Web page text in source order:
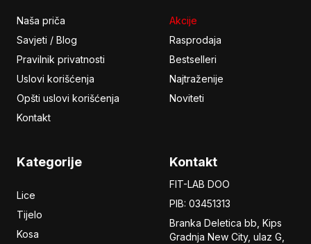
Naša priča
Savjeti / Blog
Pravilnik privatnosti
Uslovi korišćenja
Opšti uslovi korišćenja
Kontakt
Akcije
Rasprodaja
Bestselleri
Najtraženije
Noviteti
Kategorije
Lice
Tijelo
Kosa
Kontakt
FIT-LAB DOO
PIB: 03451313
Branka Deletica bb, Kips
Gradnja New City, ulaz G,